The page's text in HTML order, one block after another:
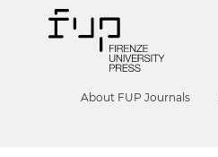
About FUP Journals